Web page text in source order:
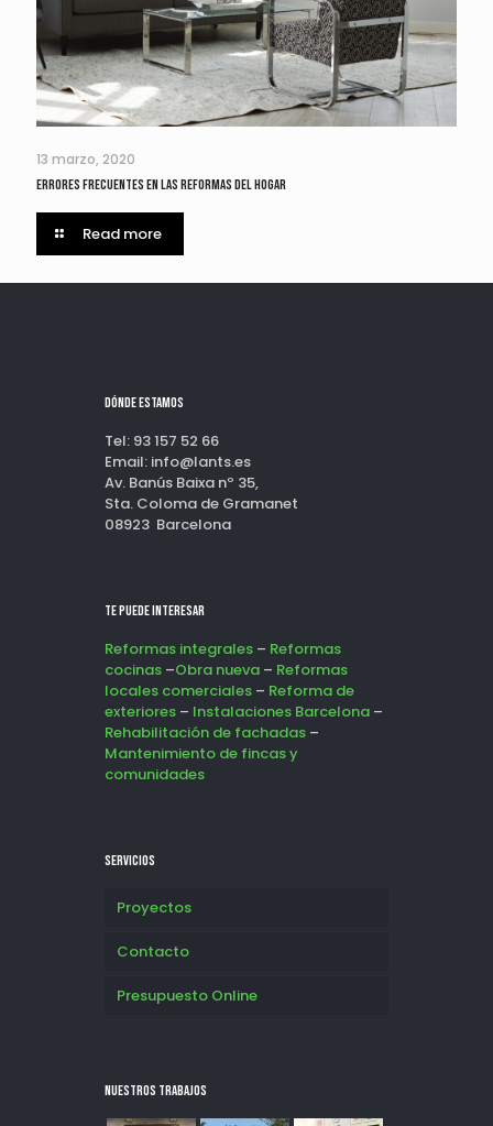
13 marzo, 2020
Errores frecuentes en las reformas del hogar
Read more
Dónde estamos
Tel: 93 157 52 66
Email: info@lants.es
Av. Banús Baixa nº 35,
Sta. Coloma de Gramanet
08923 Barcelona
Te puede interesar
Reformas integrales – Reformas
cocinas –Obra nueva – Reformas
locales comerciales – Reforma de
exteriores – Instalaciones Barcelona –
Rehabilitación de fachadas –
Mantenimiento de fincas y
comunidades
SERVICIOS
Proyectos
Contacto
Presupuesto Online
NUESTROS TRABAJOS